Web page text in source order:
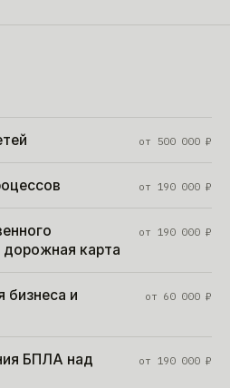
от 500 000₽
от 190 000₽
дорожная карта
от 190 000₽
бизнеса и
от 60 000₽
БПЛА над
от 190 000₽